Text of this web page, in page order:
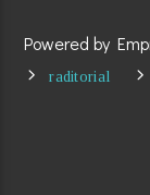
Powered by
raditorial